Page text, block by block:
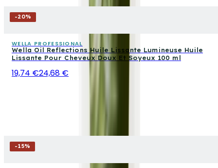
-20%
WELLA PROFESSIONAL
Wella Oil Reflections Huile Lissante Lumineuse Huile
Lissante Pour Cheveux Doux Et Soyeux 100 ml
19,74 €24,68 €
-15%